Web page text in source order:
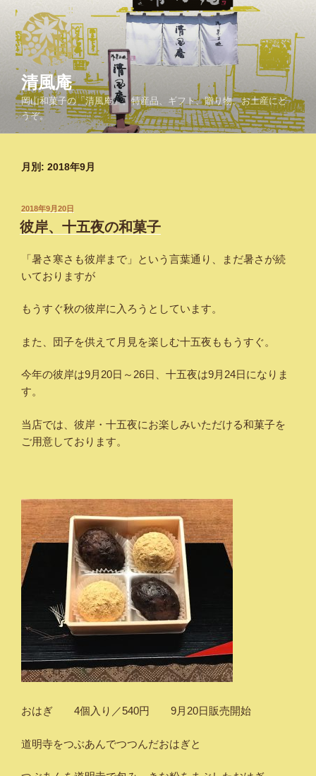
清風庵
岡山和菓子の「清風庵」。特産品、ギフト、贈り物、お土産にど
うぞ。
月別: 2018年9月
投
稿
日:
2018年9月20日
彼岸、十五夜の和菓子
「暑さ寒さも彼岸まで」という言葉通り、まだ暑さが続
いておりますが
もうすぐ秋の彼岸に入ろうとしています。
また、団子を供えて月見を楽しむ十五夜ももうすぐ。
今年の彼岸は9月20日～26日、十五夜は9月24日になりま
す。
当店では、彼岸・十五夜にお楽しみいただける和菓子を
ご用意しております。
おはぎ 4個入り／540円 9月20日販売開始
道明寺をつぶあんでつつんだおはぎと